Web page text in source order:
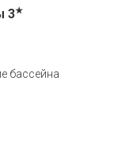
3★
бассейна